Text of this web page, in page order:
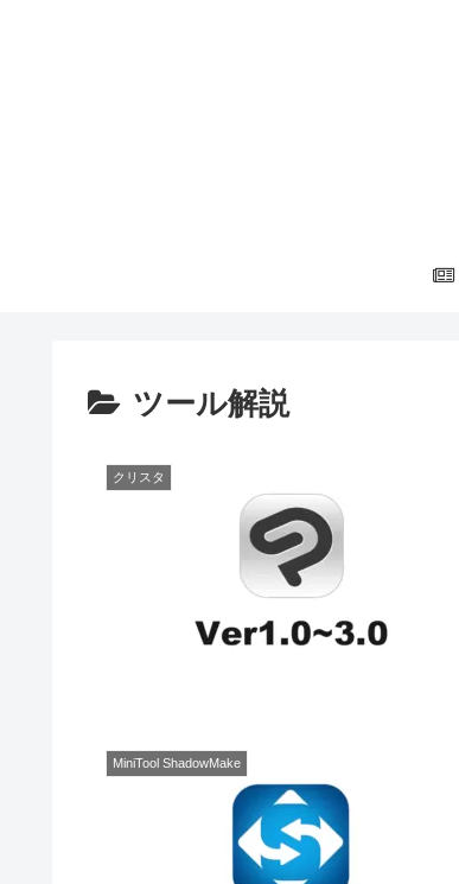
ツール解説
クリスタ
MiniTool ShadowMake